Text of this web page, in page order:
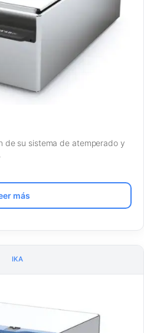
de su sistema de atemperado y
más
IKA